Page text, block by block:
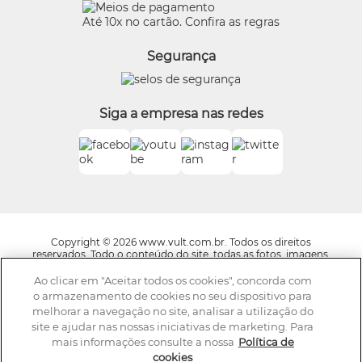
Termos de Uso
Trocas e Devoluções
Beleza na Web
Boticário Internacional
Até 10x no cartão. Confira as regras
Segurança
Siga a empresa nas redes
Copyright © 2026 www.vult.com.br. Todos os direitos
reservados. Todo o conteúdo do site, todas as fotos, imagens,
layout, trade dress, aqui veiculados são de propriedade exclusiva
da Boticário Produto de Beleza Ltda. É vedada qualquer
reprodução, total ou parcial, de qualquer elemento de
identidade, sem expressa autorização. A violação de qualquer
direito mencionado implicará na responsabilização cível e
criminal nos termos da Lei. Os preços dos produtos estão
sujeitos a alteração sem aviso prévio.
Ao clicar em "Aceitar todos os cookies", concorda com
o armazenamento de cookies no seu dispositivo para
melhorar a navegação no site, analisar a utilização do
site e ajudar nas nossas iniciativas de marketing. Para
mais informações consulte a nossa Política de
cookies